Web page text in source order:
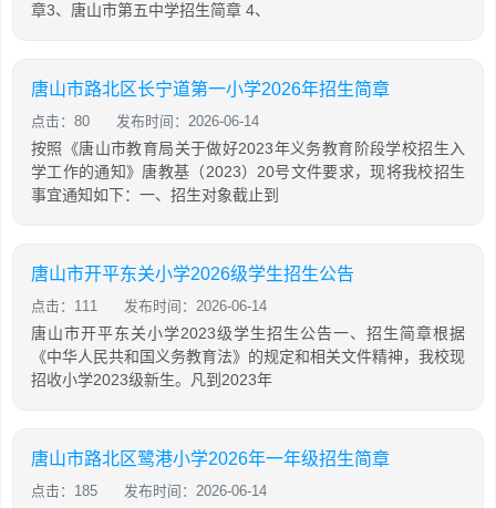
章3、唐山市第五中学招生简章 4、
唐山市路北区长宁道第一小学2026年招生简章
点击：80 发布时间：2026-06-14
按照《唐山市教育局关于做好2023年义务教育阶段学校招生入
学工作的通知》唐教基（2023）20号文件要求，现将我校招生
事宜通知如下：一、招生对象截止到
唐山市开平东关小学2026级学生招生公告
点击：111 发布时间：2026-06-14
唐山市开平东关小学2023级学生招生公告一、招生简章根据
《中华人民共和国义务教育法》的规定和相关文件精神，我校现
招收小学2023级新生。凡到2023年
唐山市路北区鹭港小学2026年一年级招生简章
点击：185 发布时间：2026-06-14